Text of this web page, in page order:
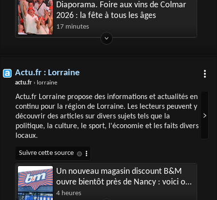
Diaporama. Foire aux vins de Colmar
2026 : la fête à tous les âges
17 minutes
Actu.fr : Lorraine
actu.fr › lorraine
Actu.fr Lorraine propose des informations et actualités en
continu pour la région de Lorraine. Les lecteurs peuvent y
découvrir des articles sur divers sujets tels que la
politique, la culture, le sport, l'économie et les faits divers
locaux.
Un nouveau magasin discount B&M
ouvre bientôt près de Nancy : voici où
et quand
4 heures